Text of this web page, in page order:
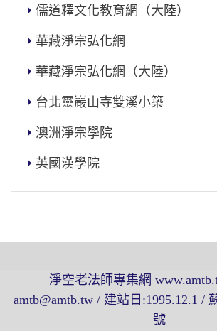
儒道釋文化教育網（大陸）
華藏淨宗弘化網
華藏淨宗弘化網（大陸）
台北靈巖山寺雙溪小築
澳洲淨宗學院
英國漢學院
淨空老法師專集網
amtb@amtb.tw / 建站日:1995.12.1 /
號